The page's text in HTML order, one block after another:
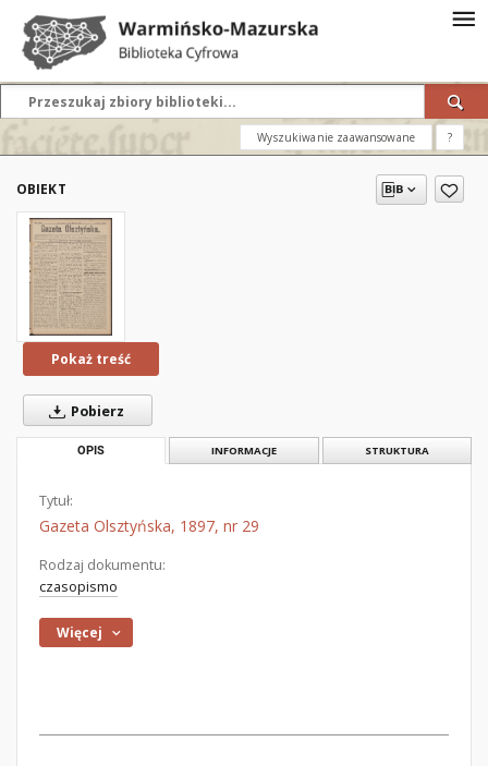
Wyszukiwanie zaawansowane ?
OBIEKT
Pokaż treść
Pobierz
OPIS INFORMACJE STRUKTURA
Tytuł:
Gazeta Olsztyńska, 1897, nr 29
Rodzaj dokumentu:
czasopismo
Więcej